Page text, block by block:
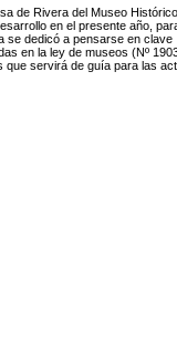
de Rivera del Museo Histórico
en el presente año,
se dedicó a pensarse en clave
en la ley de museos (Nº
que servirá de guía para las